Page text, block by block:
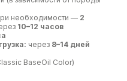
необходимости — 2
10–12 часов
через 8–14 дней
BaseOil Color)